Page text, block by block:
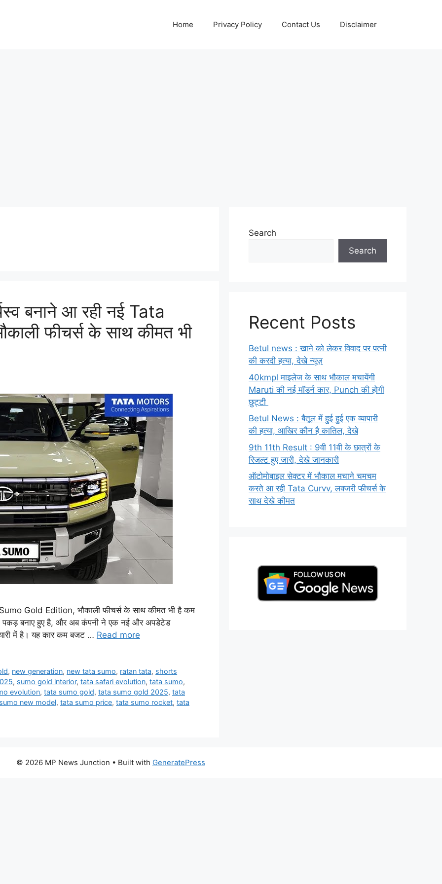
Home Privacy Policy Contact Us Disclaimer
बनाने आ रही नई Tata
फीचर्स के साथ कीमत भी
Gold Edition, भौकाली फीचर्स के साथ कीमत भी है कम
पकड़ बनाए हुए है, और अब कंपनी ने एक नई और अपडेटेड
में है। यह कार कम बजट … Read more
, new generation, new tata sumo, ratan tata, shorts
, sumo gold interior, tata safari evolution, tata sumo,
evolution, tata sumo gold, tata sumo gold 2025, tata
new model, tata sumo price, tata sumo rocket, tata
Search
Search
Recent Posts
Betul news : खाने को लेकर विवाद पर पत्नी
की करदी हत्या, देखे न्यूज़
40kmpl माइलेज के साथ भौकाल मचायेंगी
Maruti की नई मॉडर्न कार, Punch की होगी
छुट्टी
Betul News : बैतूल में हुई हुई एक व्यापारी
की हत्या, आखिर कौन है कातिल, देखे
9th 11th Result : 9वी 11वी के छात्रों के
रिजल्ट हुए जारी, देखे जानकारी
ऑटोमोबाइल सेक्टर में भौकाल मचाने चमचम
करते आ रही Tata Curvv, लक्जरी फीचर्स के
साथ देखे कीमत
© 2026 MP News Junction • Built with GeneratePress